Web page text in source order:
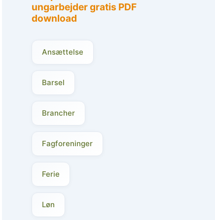
Ansættelse
Barsel
Brancher
Fagforeninger
Ferie
Løn